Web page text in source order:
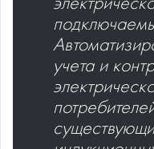
учета и